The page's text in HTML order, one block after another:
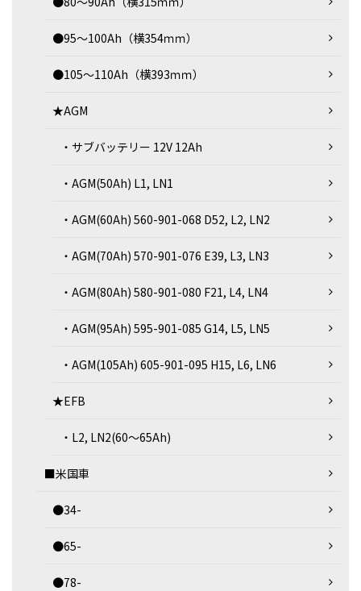
●95～100Ah（横354ｍｍ）
●105～110Ah（横393ｍｍ）
★AGM
・サブバッテリー 12V 12Ah
・AGM(50Ah) L1, LN1
・AGM(60Ah) 560-901-068 D52, L2, LN2
・AGM(70Ah) 570-901-076 E39, L3, LN3
・AGM(80Ah) 580-901-080 F21, L4, LN4
・AGM(95Ah) 595-901-085 G14, L5, LN5
・AGM(105Ah) 605-901-095 H15, L6, LN6
★EFB
・L2, LN2(60～65Ah)
■米国車
●34-
●65-
●78-